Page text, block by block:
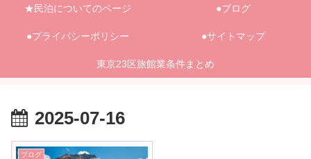
★民泊についてのページ ●ブログ
●プライバシーポリシー ●サイトマップ
東京23区旅館業条件まとめ
2025-07-16
ブログ